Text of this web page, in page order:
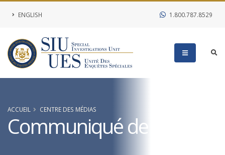
ENGLISH 1.800.787.8529
ACCUEIL CENTRE DES MÉDIAS
Communiqué de presse